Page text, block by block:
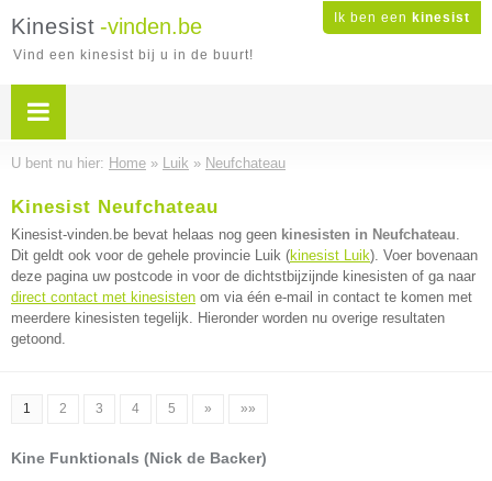
Ik ben een kinesist
Kinesist -vinden.be
Vind een kinesist bij u in de buurt!
U bent nu hier: Home » Luik » Neufchateau
Kinesist Neufchateau
Kinesist-vinden.be bevat helaas nog geen kinesisten in Neufchateau.
Dit geldt ook voor de gehele provincie Luik (kinesist Luik). Voer bovenaan
deze pagina uw postcode in voor de dichtstbijzijnde kinesisten of ga naar
direct contact met kinesisten om via één e-mail in contact te komen met
meerdere kinesisten tegelijk. Hieronder worden nu overige resultaten
getoond.
1 2 3 4 5 » »»
Kine Funktionals (Nick de Backer)